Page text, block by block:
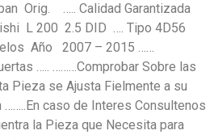
Orig. ….. Calidad Garantizada
L 200 2.5 DID …. Tipo 4D56
Año 2007 – 2015 ……
….. ………Comprobar Sobre las
Pieza se Ajusta Fielmente a su
caso de Interes Consultenos
la Pieza que Necesita para